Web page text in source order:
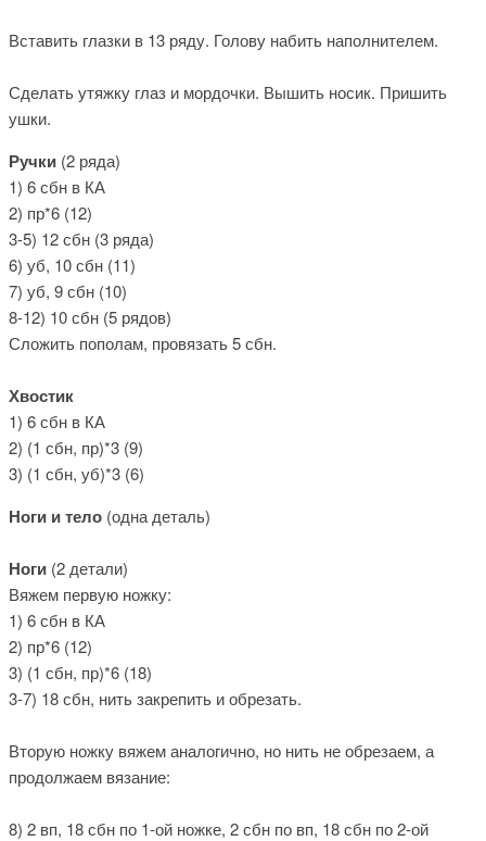
Вставить глазки в 13 ряду. Голову набить наполнителем.
Сделать утяжку глаз и мордочки. Вышить носик. Пришить
ушки.
Ручки (2 ряда)
1) 6 сбн в КА
2) пр*6 (12)
3-5) 12 сбн (3 ряда)
6) уб, 10 сбн (11)
7) уб, 9 сбн (10)
8-12) 10 сбн (5 рядов)
Сложить пополам, провязать 5 сбн.
Хвостик
1) 6 сбн в КА
2) (1 сбн, пр)*3 (9)
3) (1 сбн, уб)*3 (6)
Ноги и тело (одна деталь)
Ноги (2 детали)
Вяжем первую ножку:
1) 6 сбн в КА
2) пр*6 (12)
3) (1 сбн, пр)*6 (18)
3-7) 18 сбн, нить закрепить и обрезать.
Вторую ножку вяжем аналогично, но нить не обрезаем, а
продолжаем вязание:
8) 2 вп, 18 сбн по 1-ой ножке, 2 сбн по вп, 18 сбн по 2-ой